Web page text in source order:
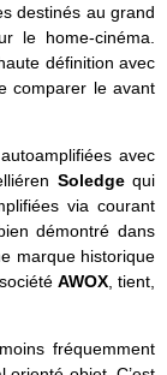
destinés au grand
le home-cinéma.
définition avec
comparer le avant
avec
Soledgequi
via courant
démontré dans
marque historique
AWOX, tient,
fréquemment